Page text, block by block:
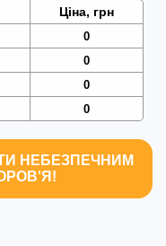
Ціна, грн
0
0
0
0
НЕБЕЗПЕЧНИМ